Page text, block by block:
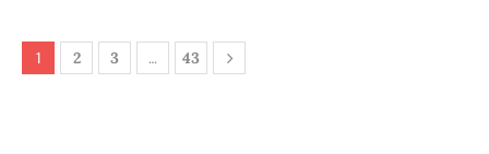
1 2 3 … 43